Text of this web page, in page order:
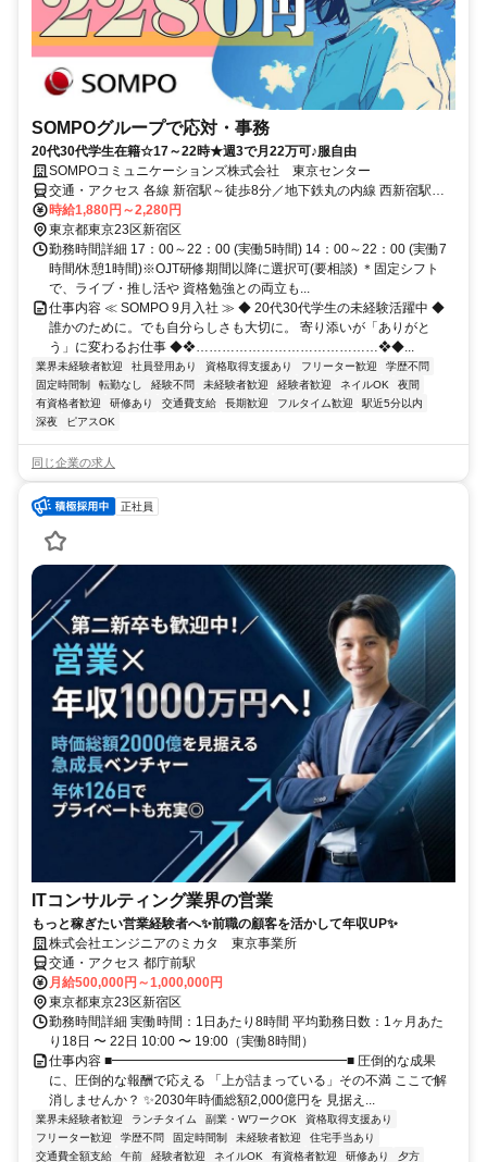
SOMPOグループで応対・事務
20代30代学生在籍☆17～22時★週3で月22万可♪服自由
SOMPOコミュニケーションズ株式会社 東京センター
交通・アクセス 各線 新宿駅～徒歩8分／地下鉄丸の内線 西新宿駅～
徒歩3分／地下鉄大江戸線 都庁前駅～直結
時給1,880円～2,280円
東京都東京23区新宿区
勤務時間詳細 17：00～22：00 (実働5時間) 14：00～22：00 (実働7
時間/休憩1時間)※OJT研修期間以降に選択可(要相談) ＊固定シフト
で、ライブ・推し活や 資格勉強との両立も...
仕事内容 ≪ SOMPO 9月入社 ≫ ◆ 20代30代学生の未経験活躍中 ◆
誰かのために。でも自分らしさも大切に。 寄り添いが「ありがと
う」に変わるお仕事 ◆❖……………………………………❖◆...
業界未経験者歓迎 社員登用あり 資格取得支援あり フリーター歓迎
学歴不問
固定時間制
転勤なし 経験不問 未経験者歓迎 経験者歓迎 ネイルOK
夜間
有資格者歓迎
研修あり 交通費支給 長期歓迎 フルタイム歓迎
駅近5分以内
深夜
ピアスOK
同じ企業の求人
正社員
ITコンサルティング業界の営業
もっと稼ぎたい営業経験者へ✨前職の顧客を活かして年収UP✨
株式会社エンジニアのミカタ 東京事業所
交通・アクセス 都庁前駅
月給500,000円～1,000,000円
東京都東京23区新宿区
勤務時間詳細 実働時間：1日あたり8時間 平均勤務日数：1ヶ月あた
り18日 〜 22日 10:00 〜 19:00（実働8時間）
仕事内容 ■━━━━━━━━━━━━━━━━━━■ 圧倒的な成果
に、圧倒的な報酬で応える 「上が詰まっている」その不満 ここで解
消しませんか？ ✨2030年時価総額2,000億円を 見据え...
業界未経験者歓迎 ランチタイム 副業・WワークOK
資格取得支援あり
フリーター歓迎
学歴不問 固定時間制 未経験者歓迎
住宅手当あり
交通費全額支給
午前 経験者歓迎 ネイルOK 有資格者歓迎 研修あり 夕方